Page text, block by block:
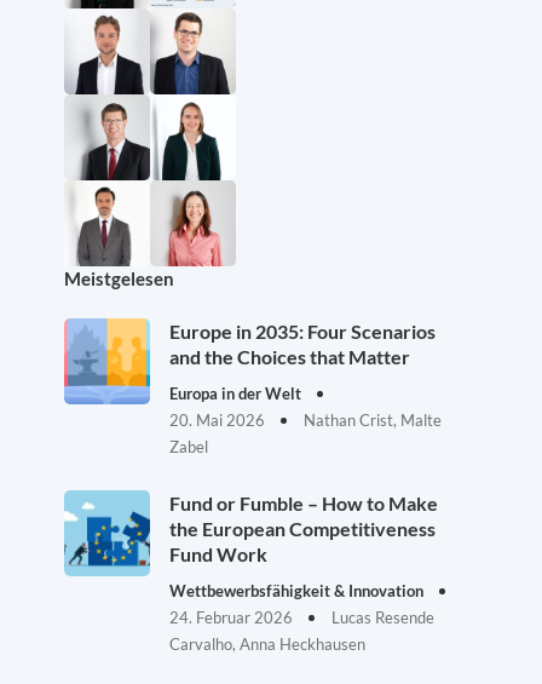
Meistgelesen
Europe in 2035: Four Scenarios
and the Choices that Matter
Europa in der Welt
20. Mai 2026
Nathan Crist, Malte
Zabel
Fund or Fumble – How to Make
the European Competitiveness
Fund Work
Wettbewerbsfähigkeit & Innovation
24. Februar 2026
Lucas Resende
Carvalho, Anna Heckhausen